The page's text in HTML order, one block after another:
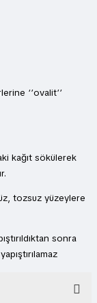
‘’ovalit’’
kağıt sökülerek
tozsuz yüzeylere
sonra